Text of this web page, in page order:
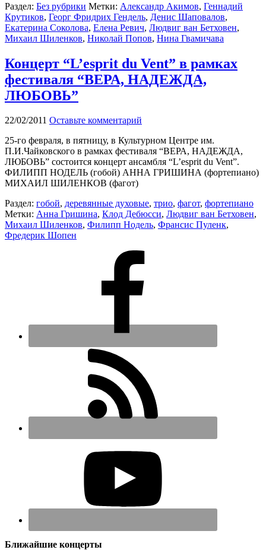
Раздел: Без рубрики Метки: Александр Акимов, Геннадий
Крутиков, Георг Фридрих Гендель, Денис Шаповалов,
Екатерина Соколова, Елена Ревич, Людвиг ван Бетховен,
Михаил Шиленков, Николай Попов, Нина Гвамичава
Концерт “L’esprit du Vent” в рамках
фестиваля “ВЕРА, НАДЕЖДА,
ЛЮБОВЬ”
22/02/2011 Оставьте комментарий
25-го февраля, в пятницу, в Культурном Центре им.
П.И.Чайковского в рамках фестиваля “ВЕРА, НАДЕЖДА,
ЛЮБОВЬ” состоится концерт ансамбля “L’esprit du Vent”.
ФИЛИПП НОДЕЛЬ (гобой) АННА ГРИШИНА (фортепиано)
МИХАИЛ ШИЛЕНКОВ (фагот)
Раздел: гобой, деревянные духовые, трио, фагот, фортепиано
Метки: Анна Гришина, Клод Дебюсси, Людвиг ван Бетховен,
Михаил Шиленков, Филипп Нодель, Франсис Пуленк,
Фредерик Шопен
Ближайшие концерты